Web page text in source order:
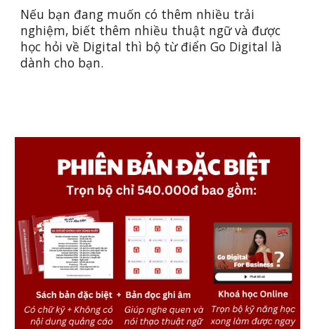
Nếu bạn đang muốn có thêm nhiều trải
nghiệm, biết thêm nhiều thuật ngữ và được
học hỏi về Digital thì bộ từ điển Go Digital là
dành cho bạn.